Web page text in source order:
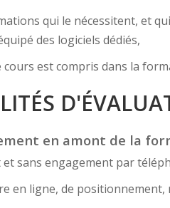
qui le nécessitent, et
des logiciels dédiés,
cours est compris dans la
en amont de la
sans engagement par
en ligne, de